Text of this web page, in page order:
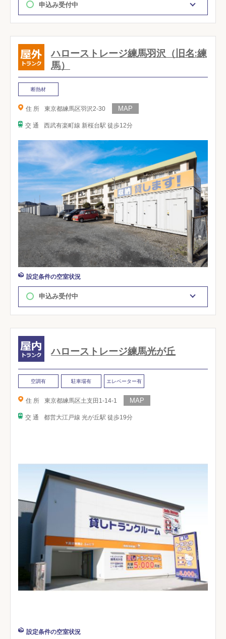
申込み受付中
ハローストレージ練馬羽沢（旧名:練
馬）
断熱材
住 所 東京都練馬区羽沢2-30
交 通 西武有楽町線 新桜台駅 徒歩12分
設定条件の空室状況
申込み受付中
ハローストレージ練馬光が丘
空調有 駐車場有 エレベーター有
住 所 東京都練馬区土支田1-14-1
交 通 都営大江戸線 光が丘駅 徒歩19分
設定条件の空室状況